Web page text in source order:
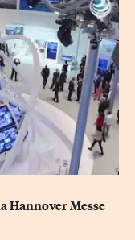
Hannover Messe